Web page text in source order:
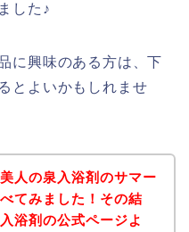
した♪
に興味のある方は、下
とよいかもしれませ
人の泉入浴剤のサマー
てみました！その結
浴剤の公式ページよ